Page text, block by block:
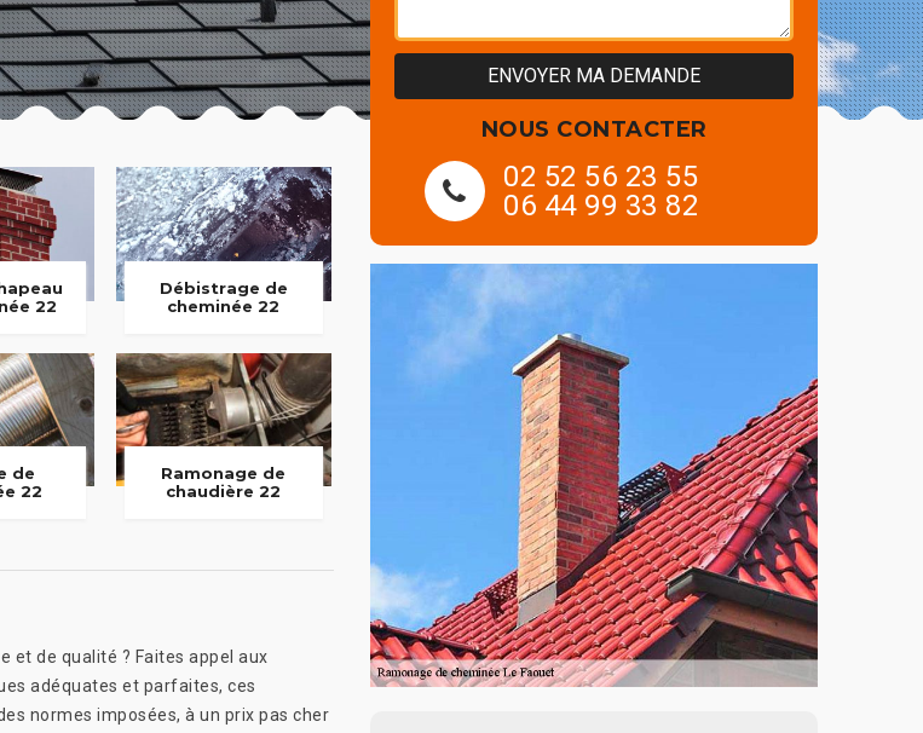
22
Débistrage de
cheminée 22
de
22
Ramonage de
chaudière 22
et de qualité ? Faites appel aux
adéquates et parfaites, ces
normes imposées, à un prix pas cher
NOUS CONTACTER
02 52 56 23 55
06 44 99 33 82